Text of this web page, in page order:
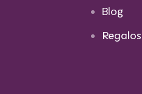
Blog
Regalos